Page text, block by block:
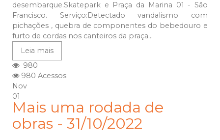
desembarque.Skatepark e Praça da Marina 01 - São
Francisco. Serviço:Detectado vandalismo com
pichações , quebra de componentes do bebedouro e
furto de cordas nos canteiros da praça...
Leia mais
980
980 Acessos
Nov
01
Mais uma rodada de
obras - 31/10/2022